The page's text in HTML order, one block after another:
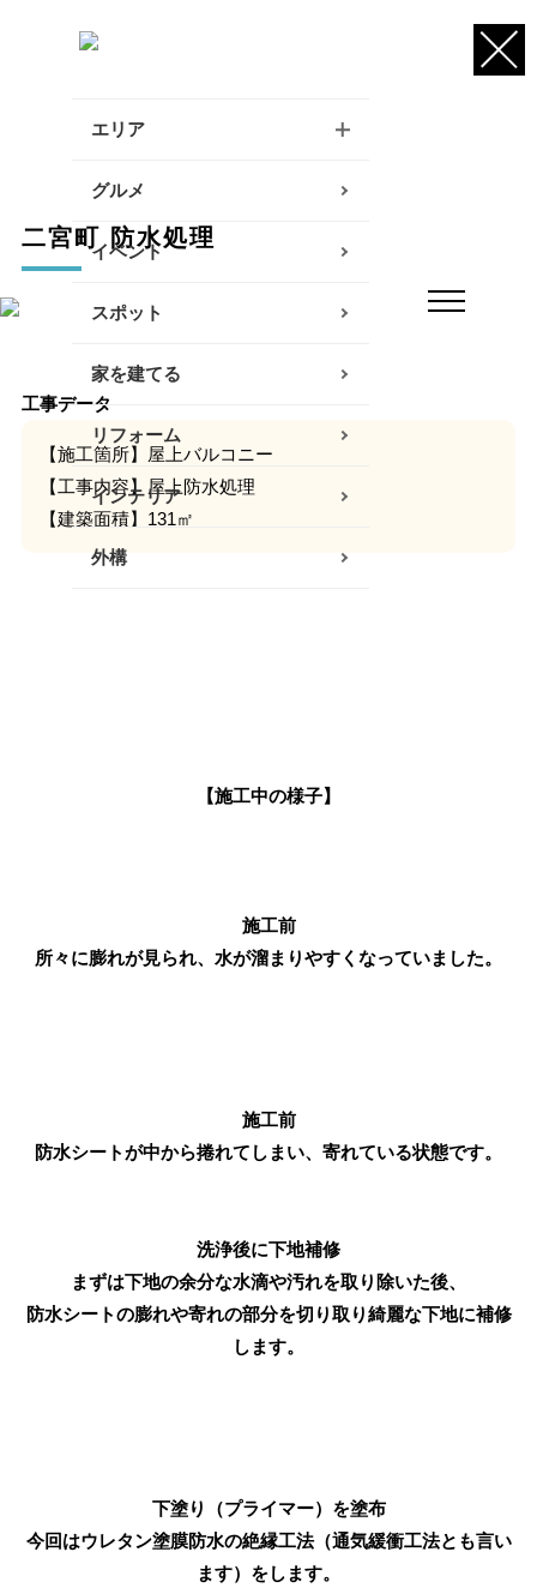
エリア
逗子・葉山・三浦エリア
鎌倉・大船エリア
大磯・二宮エリア
小田原エリア
南足柄・開成・山北エリア
グルメ
イベント
スポット
家を建てる
リフォーム
インテリア
外構
二宮町 防水処理
工事データ
【施工箇所】屋上バルコニー
【工事内容】屋上防水処理
【建築面積】131㎡
【施工中の様子】
施工前
所々に膨れが見られ、水が溜まりやすくなっていました。
施工前
防水シートが中から捲れてしまい、寄れている状態です。
洗浄後に下地補修
まずは下地の余分な水滴や汚れを取り除いた後、
防水シートの膨れや寄れの部分を切り取り綺麗な下地に補修
します。
下塗り（プライマー）を塗布
今回はウレタン塗膜防水の絶縁工法（通気緩衝工法とも言い
ます）をします。